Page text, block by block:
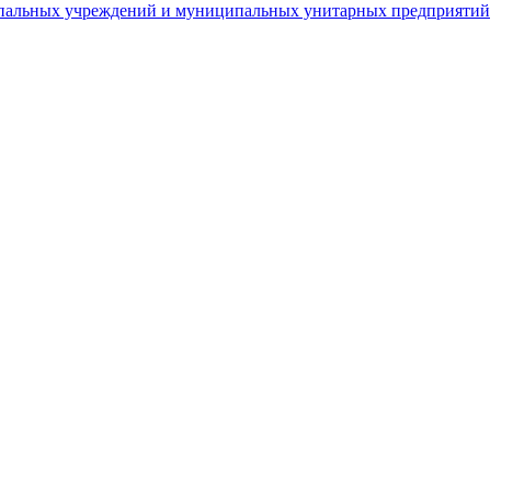
учреждений и муниципальных унитарных предприятий